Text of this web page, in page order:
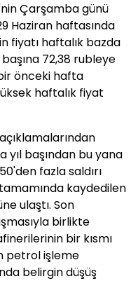
Çarşamba günü
Haziran haftasında
fiyatı haftalık bazda
72,38 rubleye
önceki hafta
haftalık fiyat
başından bu yana
fazla saldırı
tamamında kaydedilen
ulaştı. Son
birlikte
bir kısmı
petrol işleme
belirgin düşüş